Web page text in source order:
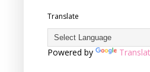
Translate
Powered by